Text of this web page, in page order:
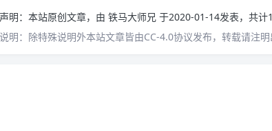
明： 本站原创文章，由 铁马大师兄 于2020-01-14发表，共计
明： 除特殊说明外本站文章皆由CC-4.0协议发布，转载请注明